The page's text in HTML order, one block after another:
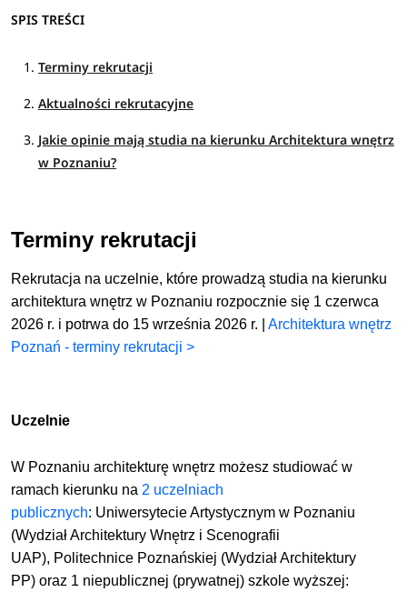
Dodatkowo studenci poznają zagadnienia związane z
materiałoznawstwem, psychologią kolorów, estetyką,
Dzięki temu powstają funkcjonalne i atrakcyjne wizualnie
wnętrza, które spełniają oczekiwania użytkowników.
oraz 1,5 lub 2-letnie studia II stopnia. Studenci mogą
realizować program studiów w formie stacjonarnej lub
niestacjonarnej (zaocznej).Zobaczpełen opis kierunku>
SPIS TREŚCI
Terminy rekrutacji
Aktualności rekrutacyjne
Jakie opinie mają studia na kierunku Architektura wnętrz
w Poznaniu?
Terminy rekrutacji
Rekrutacja na uczelnie, które prowadzą studia na kierunku
architektura wnętrz w Poznaniu rozpocznie się 1 czerwca
2026 r. i potrwa do 15 września 2026 r. |Architektura wnętrz
Poznań - terminy rekrutacji >
Uczelnie
W Poznaniu architekturę wnętrz możesz studiować w
ramach kierunku na 2 uczelniach
publicznych: Uniwersytecie Artystycznym w Poznaniu
(Wydział Architektury Wnętrz i Scenografii
UAP), Politechnice Poznańskiej (Wydział Architektury
PP)oraz 1 niepublicznej (prywatnej) szkole wyższej: